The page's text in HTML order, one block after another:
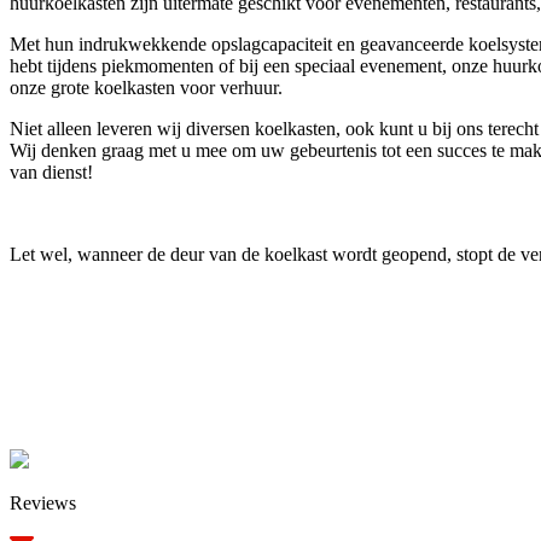
Met hun indrukwekkende opslagcapaciteit en geavanceerde
hebt tijdens piekmomenten of bij een speciaal evenement, onze
onze grote koelkasten voor verhuur.
Niet alleen leveren wij diversen koelkasten, ook kunt u bij ons
Wij denken graag met u mee om uw gebeurtenis tot een succes te
van dienst!
Let wel, wanneer de deur van de koelkast wordt geopend, stopt de
Reviews